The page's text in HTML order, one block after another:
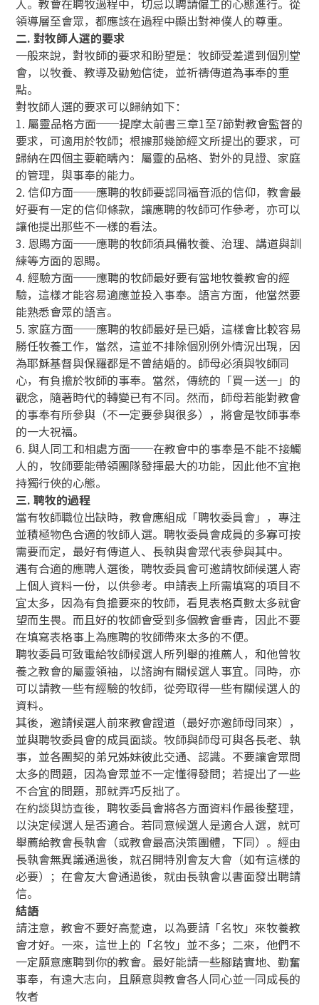
領導層至會眾，都應該在過程中顯出對神僕人的尊重。
二. 對牧師人選的要求
一般來說，對牧師的要求和盼望是：牧師受差遣到個別堂
會，以牧養、教導及勸勉信徒，並祈禱傳道為事奉的重
點。
對牧師人選的要求可以歸納如下：
1. 屬靈品格方面──提摩太前書三章1至7節對教會監督的
要求，可適用於牧師；根據那幾節經文所提出的要求，可
歸納在四個主要範疇內：屬靈的品格、對外的見證、家庭
的管理，與事奉的能力。
2. 信仰方面──應聘的牧師要認同福音派的信仰，教會最
好要有一定的信仰條款，讓應聘的牧師可作參考，亦可以
讓他提出那些不一樣的看法。
3. 恩賜方面──應聘的牧師須具備牧養、治理、講道與訓
練等方面的恩賜。
4. 經驗方面──應聘的牧師最好要有當地牧養教會的經
驗，這樣才能容易適應並投入事奉。語言方面，他當然要
能熟悉會眾的語言。
5. 家庭方面──應聘的牧師最好是已婚，這樣會比較容易
勝任牧養工作，當然，這並不排除個別例外情況出現，因
為耶穌基督與保羅都是不曾結婚的。師母必須與牧師同
心，有負擔於牧師的事奉。當然，傳統的「買一送一」的
觀念，隨著時代的轉變已有不同。然而，師母若能對教會
的事奉有所參與（不一定要參與很多），將會是牧師事奉
的一大祝福。
6. 與人同工和相處方面──在教會中的事奉是不能不接觸
人的，牧師要能帶領團隊發揮最大的功能，因此他不宜抱
持獨行俠的心態。
三. 聘牧的過程
當有牧師職位出缺時，教會應組成「聘牧委員會」，專注
並積極物色合適的牧師人選。聘牧委員會成員的多寡可按
需要而定，最好有傳道人、長執與會眾代表參與其中。
遇有合適的應聘人選後，聘牧委員會可邀請牧師候選人寄
上個人資料一份，以供參考。申請表上所需填寫的項目不
宜太多，因為有負擔要來的牧師，看見表格頁數太多就會
望而生畏。而且好的牧師會受到多個教會垂青，因此不要
在填寫表格事上為應聘的牧師帶來太多的不便。
聘牧委員可致電給牧師候選人所列舉的推薦人，和他曾牧
養之教會的屬靈領袖，以諮詢有關候選人事宜。同時，亦
可以請教一些有經驗的牧師，從旁取得一些有關候選人的
資料。
其後，邀請候選人前來教會證道（最好亦邀師母同來），
並與聘牧委員會的成員面談。牧師與師母可與各長老、執
事，並各團契的弟兄姊妹彼此交通、認識。不要讓會眾問
太多的問題，因為會眾並不一定懂得發問；若提出了一些
不合宜的問題，那就弄巧反拙了。
在約談與訪查後，聘牧委員會將各方面資料作最後整理，
以決定候選人是否適合。若同意候選人是適合人選，就可
舉薦給教會長執會（或教會最高決策團體，下同）。經由
長執會無異議通過後，就召開特別會友大會（如有這樣的
必要）；在會友大會通過後，就由長執會以書面發出聘請
信。
結語
請注意，教會不要好高騖遠，以為要請「名牧」來牧養教
會才好。一來，這世上的「名牧」並不多；二來，他們不
一定願意應聘到你的教會。最好能請一些腳踏實地、勤奮
事奉，有遠大志向，且願意與教會各人同心並一同成長的
牧者